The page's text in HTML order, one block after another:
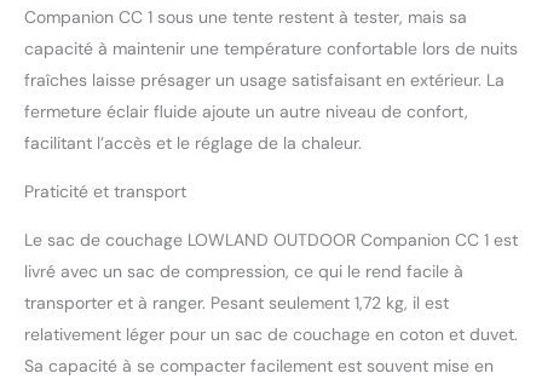
Companion CC 1 sous une tente restent à tester, mais sa
capacité à maintenir une température confortable lors de nuits
fraîches laisse présager un usage satisfaisant en extérieur. La
fermeture éclair fluide ajoute un autre niveau de confort,
facilitant l’accès et le réglage de la chaleur.
Praticité et transport
Le sac de couchage LOWLAND OUTDOOR Companion CC 1 est
livré avec un sac de compression, ce qui le rend facile à
transporter et à ranger. Pesant seulement 1,72 kg, il est
relativement léger pour un sac de couchage en coton et duvet.
Sa capacité à se compacter facilement est souvent mise en